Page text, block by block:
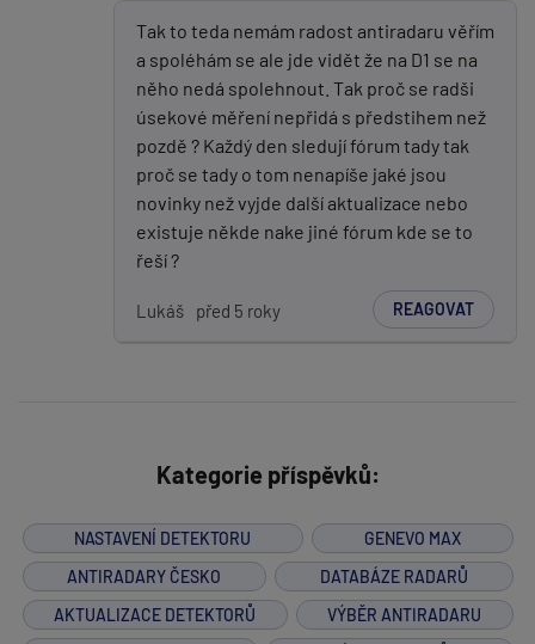
Tak to teda nemám radost antiradaru věřím
a spoléhám se ale jde vidět že na D1 se na
něho nedá spolehnout. Tak proč se radši
úsekové měření nepřidá s předstihem než
pozdě ? Každý den sledují fórum tady tak
proč se tady o tom nenapíše jaké jsou
novinky než vyjde další aktualizace nebo
existuje někde nake jiné fórum kde se to
řeší ?
Lukáš před 5 roky REAGOVAT
Kategorie příspěvků:
NASTAVENÍ DETEKTORU
GENEVO MAX
ANTIRADARY ČESKO
DATABÁZE RADARŮ
AKTUALIZACE DETEKTORŮ
VÝBĚR ANTIRADARU